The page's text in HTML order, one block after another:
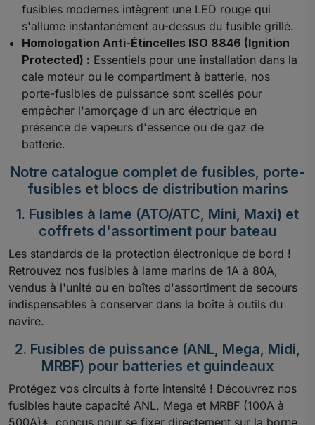
fusibles modernes intègrent une LED rouge qui
s'allume instantanément au-dessus du fusible grillé.
Homologation Anti-Étincelles ISO 8846 (Ignition
Protected) : Essentiels pour une installation dans la
cale moteur ou le compartiment à batterie, nos
porte-fusibles de puissance sont scellés pour
empêcher l'amorçage d'un arc électrique en
présence de vapeurs d'essence ou de gaz de
batterie.
Notre catalogue complet de fusibles, porte-
fusibles et blocs de distribution marins
1. Fusibles à lame (ATO/ATC, Mini, Maxi) et
coffrets d'assortiment pour bateau
Les standards de la protection électronique de bord !
Retrouvez nos fusibles à lame marins de 1A à 80A,
vendus à l'unité ou en boîtes d'assortiment de secours
indispensables à conserver dans la boîte à outils du
navire.
2. Fusibles de puissance (ANL, Mega, Midi,
MRBF) pour batteries et guindeaux
Protégez vos circuits à forte intensité ! Découvrez nos
fusibles haute capacité ANL, Mega et MRBF (100A à